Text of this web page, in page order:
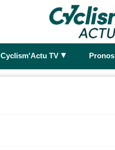
Cyclism'Actu TV ► Pronos